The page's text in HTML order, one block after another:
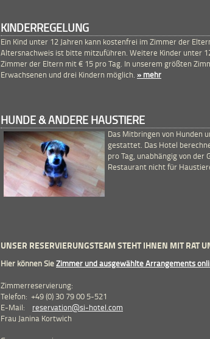
KINDERREGELUNG
Ein Kind unter 12 Jahren kann kostenfrei im Zimmer der
Altersnachweis ist bitte mitzuführen. Weitere Kinder unter
Zimmer der Eltern mit € 15 pro Tag. In unserem größten
Erwachsenen und drei Kindern möglich. » mehr
HUNDE & ANDERE HAUSTIERE
Das Mitbringen von Hunden
gestattet. Das Hotel
pro Tag, unabhängig von der
Restaurant nicht für
UNSER RESERVIERUNGSTEAM STEHT IHNEN MIT RAT
Hier können SieZimmer und ausgewählte Arrangements
Zimmerreservierung:
Telefon: +49 (0) 30 79 00 5-521
E-Mail: reservation@si-hotel.com
Frau Janina Kortwich